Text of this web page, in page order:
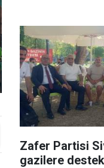
Zafer Partisi
gazilere